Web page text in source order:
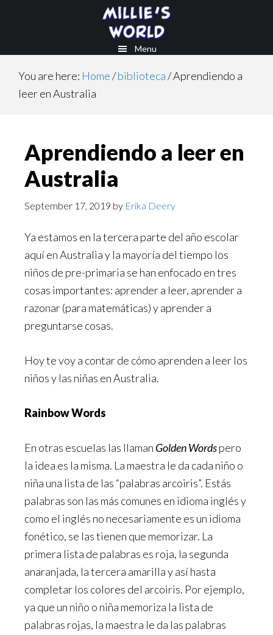
Menu
You are here: Home/biblioteca/Aprendiendo a
leer en Australia
Aprendiendo a leer en
Australia
September 17, 2019 by Erika Deery
Ya estamos en la tercera parte del año escolar
aquí en Australia y la mayoría del tiempo los
niños de pre-primaria se han enfocado en tres
cosas importantes: aprender a leer, aprender a
razonar (para matemáticas) y aprender a
preguntarse cosas.
Hoy te voy a contar de cómo aprenden a leer los
niños y las niñas en Australia.
Rainbow Words
En otras escuelas las llaman Golden Wordspero
la idea es la misma. La maestra le da cada niño o
niña una lista de las “palabras arcoiris”. Estás
palabras son las más comunes en idioma inglés y
como el inglés no necesariamente es un idioma
fonético, se las tienen que memorizar. La
primera lista de palabras es roja, la segunda
anaranjada, la tercera amarilla y así hasta
completar los colores del arcoiris. Por ejemplo,
ya que un niño o niña memoriza la lista de
palabras rojas, la maestra le da las palabras